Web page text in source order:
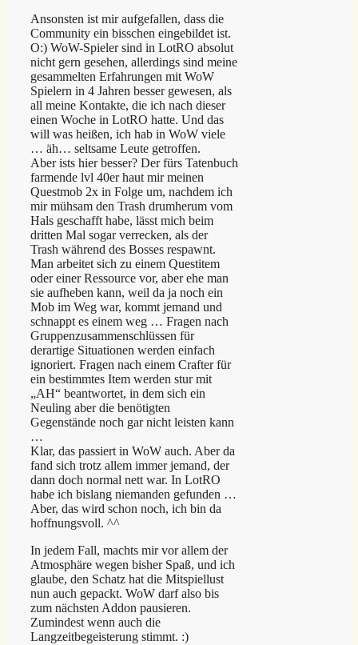
Ansonsten ist mir aufgefallen, dass die
Community ein bisschen eingebildet ist.
O:) WoW-Spieler sind in LotRO absolut
nicht gern gesehen, allerdings sind meine
gesammelten Erfahrungen mit WoW
Spielern in 4 Jahren besser gewesen, als
all meine Kontakte, die ich nach dieser
einen Woche in LotRO hatte. Und das
will was heißen, ich hab in WoW viele
… äh… seltsame Leute getroffen.
Aber ists hier besser? Der fürs Tatenbuch
farmende lvl 40er haut mir meinen
Questmob 2x in Folge um, nachdem ich
mir mühsam den Trash drumherum vom
Hals geschafft habe, lässt mich beim
dritten Mal sogar verrecken, als der
Trash während des Bosses respawnt.
Man arbeitet sich zu einem Questitem
oder einer Ressource vor, aber ehe man
sie aufheben kann, weil da ja noch ein
Mob im Weg war, kommt jemand und
schnappt es einem weg … Fragen nach
Gruppenzusammenschlüssen für
derartige Situationen werden einfach
ignoriert. Fragen nach einem Crafter für
ein bestimmtes Item werden stur mit
„AH“ beantwortet, in dem sich ein
Neuling aber die benötigten
Gegenstände noch gar nicht leisten kann
…
Klar, das passiert in WoW auch. Aber da
fand sich trotz allem immer jemand, der
dann doch normal nett war. In LotRO
habe ich bislang niemanden gefunden …
Aber, das wird schon noch, ich bin da
hoffnungsvoll. ^^
In jedem Fall, machts mir vor allem der
Atmosphäre wegen bisher Spaß, und ich
glaube, den Schatz hat die Mitspiellust
nun auch gepackt. WoW darf also bis
zum nächsten Addon pausieren.
Zumindest wenn auch die
Langzeitbegeisterung stimmt. :)